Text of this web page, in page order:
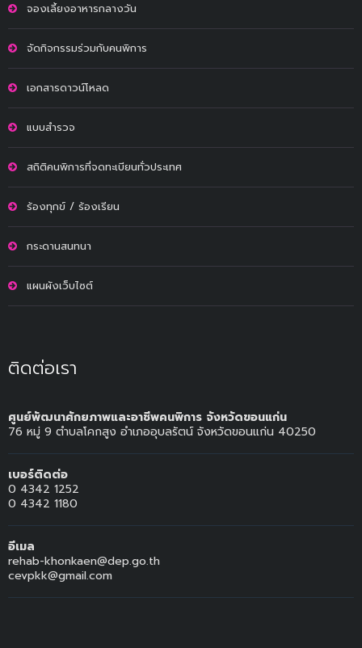
จองเลี้ยงอาหารกลางวัน
จัดกิจกรรมร่วมกับคนพิการ
เอกสารดาวน์โหลด
แบบสำรวจ
สถิติคนพิการที่จดทะเบียนทั่วประเทศ
ร้องทุกข์ / ร้องเรียน
กระดานสนทนา
แผนผังเว็บไซต์
ติดต่อเรา
ศูนย์พัฒนาศักยภาพและอาชีพคนพิการ จังหวัดขอนแก่น
76 หมู่ 9 ตำบลโคกสูง อำเภออุบลรัตน์ จังหวัดขอนแก่น 40250
เบอร์ติดต่อ
0 4342 1252
0 4342 1180
อีเมล
rehab-khonkaen@dep.go.th
cevpkk@gmail.com